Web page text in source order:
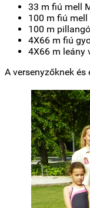
33 m fiú mell
100 m fiú
100 m
4X66 m fiú
4X66 m leány
A versenyzőknek